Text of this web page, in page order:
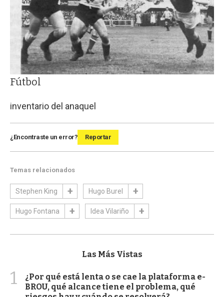
Fútbol
inventario del anaquel
¿Encontraste un error? Reportar
Temas relacionados
Stephen King Hugo Burel
Hugo Fontana Idea Vilariño
Las Más Vistas
1
¿Por qué está lenta o se cae la plataforma e-
BROU, qué alcance tiene el problema, qué